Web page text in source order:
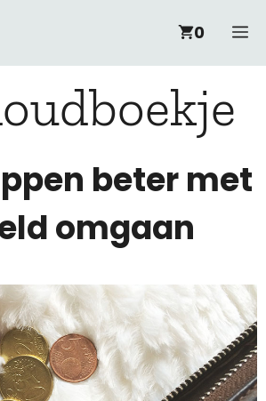
0
beter met
omgaan